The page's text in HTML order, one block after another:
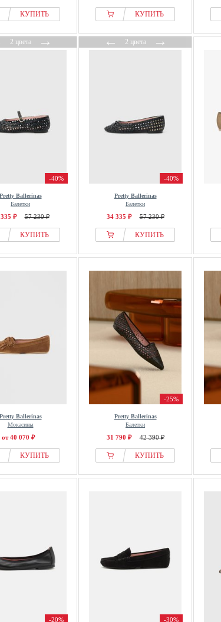
КУПИТЬ КУПИТЬ
2 цвета→
-40%
Ballerinas
Балетки
₽ 57 230 ₽
КУПИТЬ
←2 цвета→
-40%
Pretty Ballerinas
Балетки
34 335 ₽ 57 230 ₽
КУПИТЬ
Ballerinas
Мокасины
от 40 070 ₽
КУПИТЬ
-25%
Pretty Ballerinas
Балетки
31 790 ₽ 42 390 ₽
КУПИТЬ
-20% -30%